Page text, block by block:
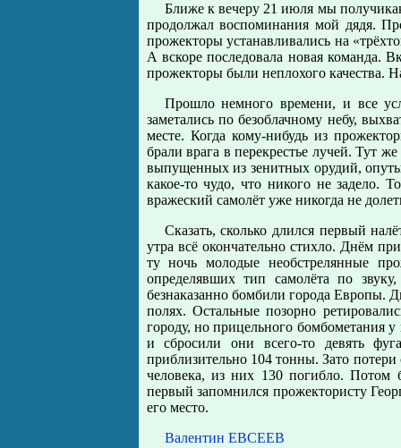
Ближе к вечеру 21 июля мы
продолжал воспоминания мой дядя.
прожекторы устанавливались на
А вскоре последовала новая команда.
прожекторы были неплохого качества.
Прошло немного времени, и все
заметались по безоблачному небу,
месте. Когда кому-нибудь из
брали врага в перекрестье лучей. Тут
выпущенных из зенитных орудий,
какое-то чудо, что никого не задело.
вражеский самолёт уже никогда не
Сказать, сколько длился первый
утра всё окончательно стихло. Днём
ту ночь молодые необстрелянные
определявших тип самолёта по
безнаказанно бомбили города Европы.
полях. Остальные позорно
городу, но прицельного бомбометания
и сбросили они всего-то девять
приблизительно 104 тонны. Зато
человека, из них 130 погибло.
первый запомнился прожектористу
его место.
Валентин ЕВСЕЕВ